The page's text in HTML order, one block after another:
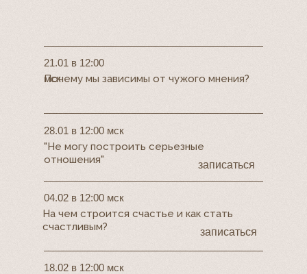
21.01 в 12:00
мск
Почему мы зависимы от чужого мнения?
28.01 в 12:00 мск
"Не могу построить серьезные
отношения"
записаться
04.02 в 12:00 мск
На чем строится счастье и как стать
счастливым?
записаться
18.02 в 12:00 мск